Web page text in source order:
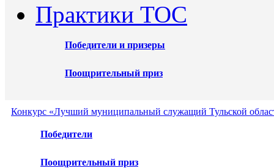
Практики ТОС
Победители и призеры
Поощрительный приз
Конкурс «Лучший муниципальный служащий Тульской
Победители
Поощрительный приз